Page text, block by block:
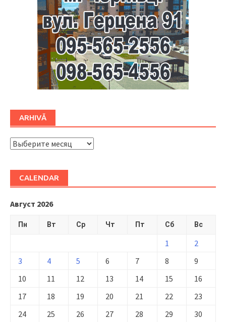
ARHIVĂ
ARHIVĂ
CALENDAR
Август 2026
Пн Вт Ср Чт Пт Сб Вс
1
2
3
4 5 6 7 8
9
10
11 12 13 14 15
16
17
18 19 20 21 22
23
24
25 26 27 28 29
30